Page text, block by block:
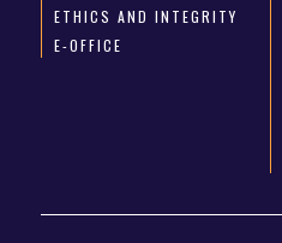
ETHICS AND INTEGRITY
E-OFFICE